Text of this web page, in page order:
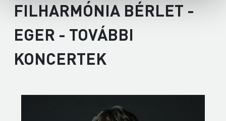
FILHARMÓNIA BÉRLET -
EGER - TOVÁBBI
KONCERTEK